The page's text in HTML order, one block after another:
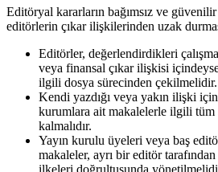
Editöryal kararların bağımsız ve
editörlerin çıkar ilişkilerinden uzak
Editörler, değerlendirdikleri
veya finansal çıkar ilişkisi
ilgili dosya sürecinden çekilmelidir.
Kendi yazdığı veya yakın ilişki
kurumlara ait makalelerle ilgili tüm
kalmalıdır.
Yayın kurulu üyeleri veya baş
makaleler, ayrı bir editör tarafından